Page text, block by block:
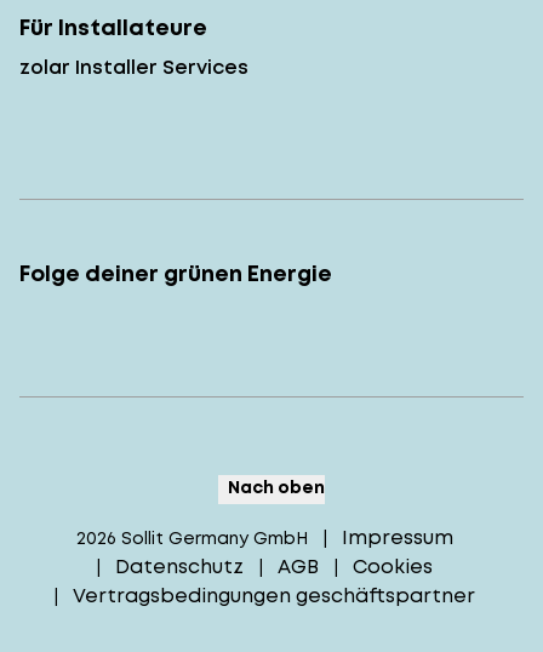
Für Installateure
zolar Installer Services
Folge deiner grünen Energie
Nach oben
2026 Sollit Germany GmbH Impressum
Datenschutz AGB Cookies
Vertragsbedingungen geschäftspartner